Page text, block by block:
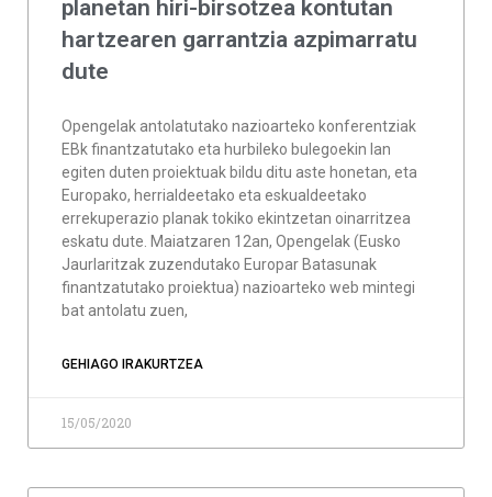
planetan hiri-birsotzea kontutan
hartzearen garrantzia azpimarratu
dute
Opengelak antolatutako nazioarteko konferentziak
EBk finantzatutako eta hurbileko bulegoekin lan
egiten duten proiektuak bildu ditu aste honetan, eta
Europako, herrialdeetako eta eskualdeetako
errekuperazio planak tokiko ekintzetan oinarritzea
eskatu dute. Maiatzaren 12an, Opengelak (Eusko
Jaurlaritzak zuzendutako Europar Batasunak
finantzatutako proiektua) nazioarteko web mintegi
bat antolatu zuen,
GEHIAGO IRAKURTZEA
15/05/2020